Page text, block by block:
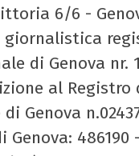
6/6 -
giornalistica
di Genova nr.
al Registro
Genova
Genova: 486190